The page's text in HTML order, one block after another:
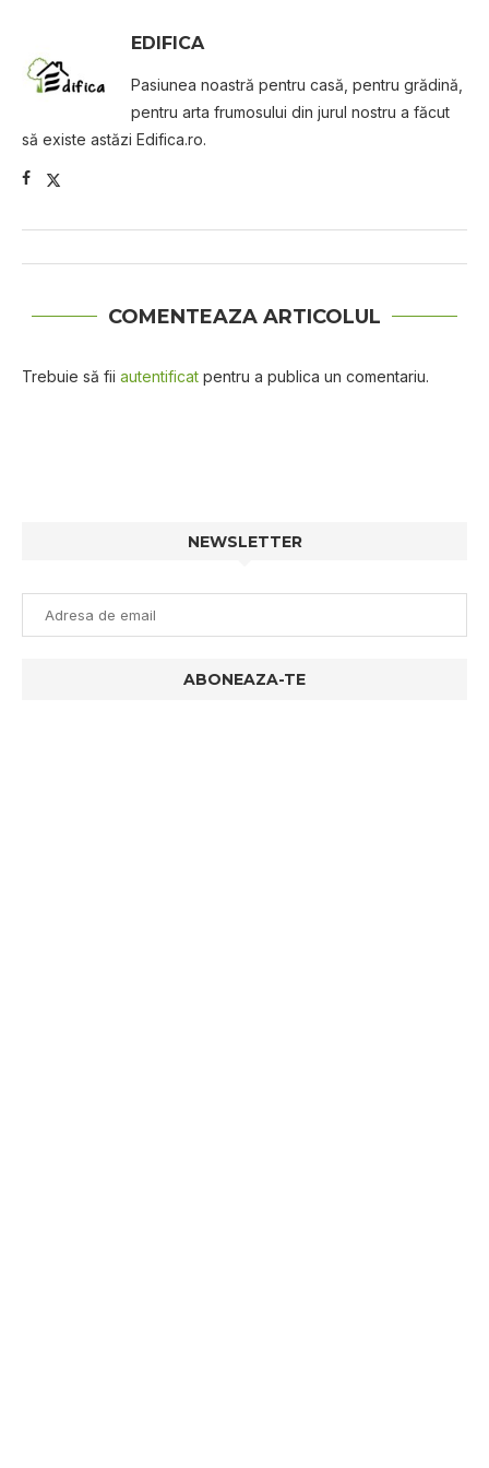
EDIFICA
Pasiunea noastră pentru casă, pentru grădină,
pentru arta frumosului din jurul nostru a făcut
să existe astăzi Edifica.ro.
COMENTEAZA ARTICOLUL
Trebuie să fii autentificat pentru a publica un comentariu.
NEWSLETTER